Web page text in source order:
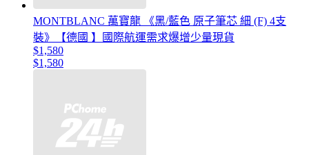
MONTBLANC 萬寶龍 《黑/藍色 原子筆芯 細 (F) 4支
裝》【德國 】國際航運需求爆增少量現貨
$1,580
$1,580